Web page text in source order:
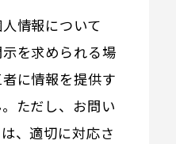
情報について
を求められる場
に情報を提供す
ただし、お問い
、適切に対応さ